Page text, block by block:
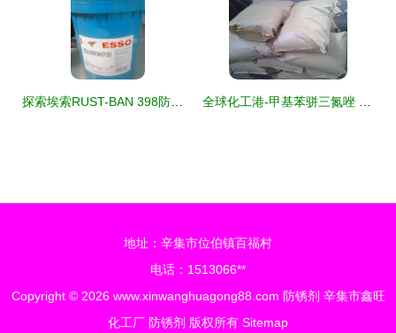
地址：辛集市位伯镇百福村
电话：1513066**
Copyright © 2026 www.xinwanghuagong88.com 防锈剂 辛集市鑫旺
化工厂 防锈剂 版权所有 Sitemap